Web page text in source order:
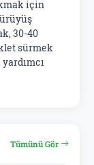
için
30-40
sürmek
Tümünü Gör